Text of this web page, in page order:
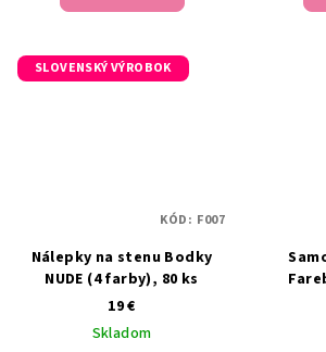
SLOVENSKÝ VÝROBOK
Nálepky na stenu Bodky
NUDE (4 farby), 80 ks
19 €
Skladom
KÓD: F007